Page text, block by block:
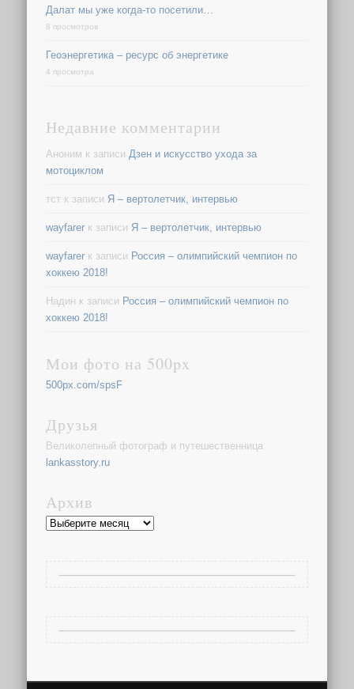
Далат мы уже когда-то посетили…
8 просмотров
Геоэнергетика – ресурс об энергетике
4 просмотра
Недавние комментарии
Аноним к записи Дзен и искусство ухода за
мотоциклом
тст к записи Я – вертолетчик, интервью
wayfarer к записи Я – вертолетчик, интервью
wayfarer к записи Россия – олимпийский чемпион по
хоккею 2018!
Надин к записи Россия – олимпийский чемпион по
хоккею 2018!
Мои фото на 500px
500px.com/spsF
Друзья
Великолепный фотограф и путешественница
lankasstory.ru
Архив
Архив